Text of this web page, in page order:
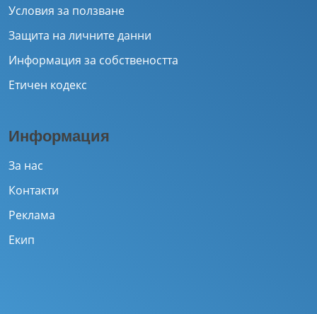
Условия за ползване
Защита на личните данни
Информация за собствеността
Етичен кодекс
Информация
За нас
Контакти
Реклама
Екип